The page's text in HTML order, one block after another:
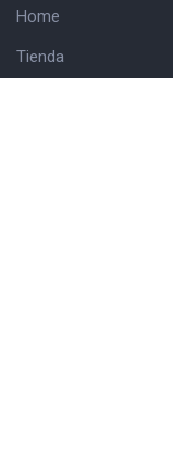
Home
Tienda